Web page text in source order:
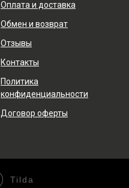
Оплата и доставка
Отзывы
Контакты
Политика
конфиденциальности
Договор оферты
Обмен и возврат
Tilda